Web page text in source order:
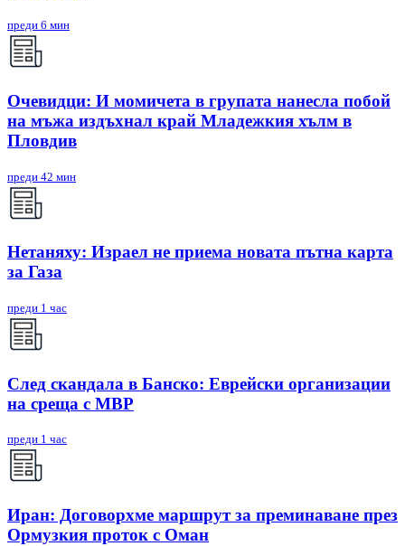
преди 6 мин
Очевидци: И момичета в групата нанесла побой
на мъжа издъхнал край Младежкия хълм в
Пловдив
преди 42 мин
Нетаняху: Израел не приема новата пътна карта
за Газа
преди 1 час
След скандала в Банско: Eврейски организации
на среща с МВР
преди 1 час
Иран: Договорхме маршрут за преминаване през
Ормузкия проток с Оман